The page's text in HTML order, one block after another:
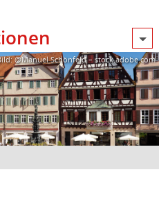
@Manuel Schönfeld – stock.adobe.com